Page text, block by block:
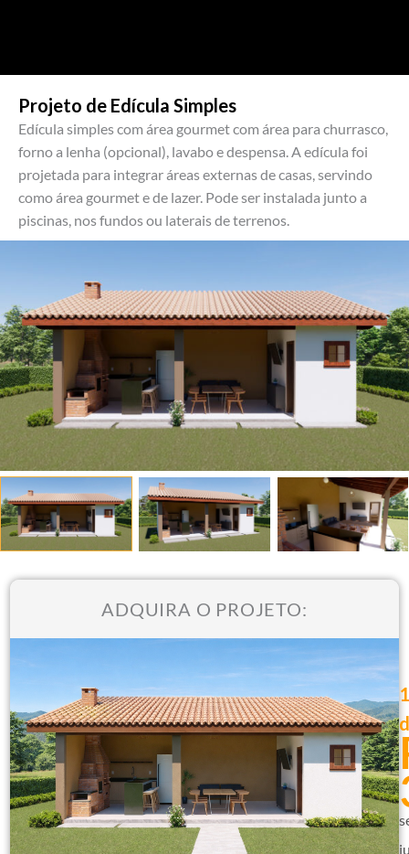
Projeto de Edícula Simples
Edícula simples com área gourmet com área para churrasco,
forno a lenha (opcional), lavabo e despensa. A edícula foi
projetada para integrar áreas externas de casas, servindo
como área gourmet e de lazer. Pode ser instalada junto a
piscinas, nos fundos ou laterais de terrenos.
ADQUIRA O PROJETO: